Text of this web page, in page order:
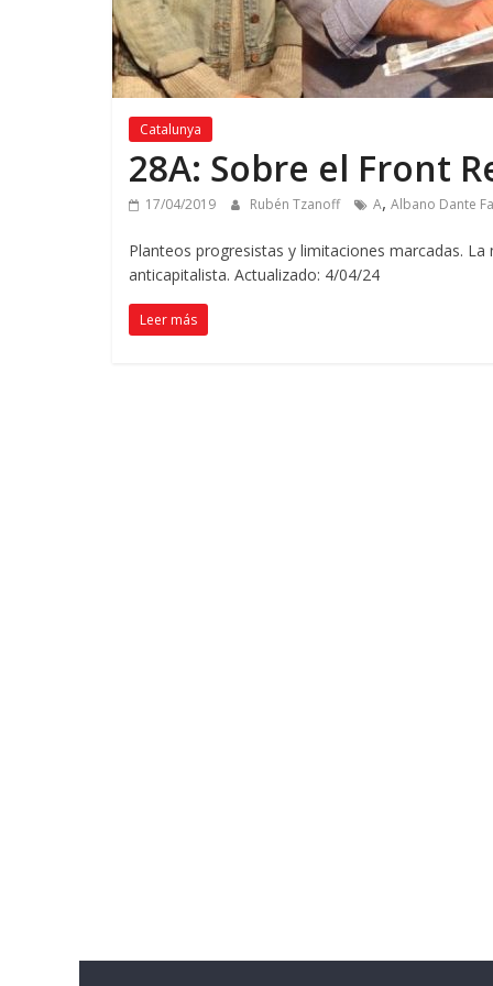
Catalunya
28A: Sobre el Front
17/04/2019 Rubén Tzanoff A, Albano Dante
Planteos progresistas y limitaciones marcadas.
anticapitalista. Actualizado: 4/04/24
Leer más